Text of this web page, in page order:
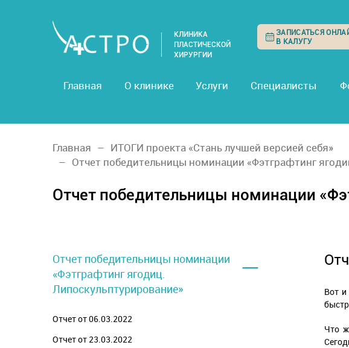
КЛИНИКА
ПЛАСТИЧЕСКОЙ
ХИРУРГИИ
ЗАПИСАТЬСЯ
В КАЛУГУ
Главная О клинике Услуги Специалисты
Главная
ИТОГИ проекта «Стань лучшей версией себя»
Отчет победительницы номинации «Фэтграфтинг
Отчет победительницы номинации
Отчет победительницы номинации
«Фэтграфтинг ягодиц.
Липоскульптурирование»
–
Отчет от 06.03.2022
Отчет от 23.03.2022
Вот
Что